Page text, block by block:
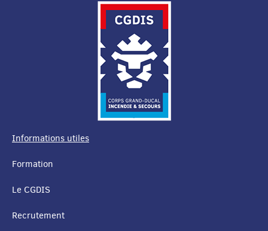
MENU
DE
Informations utiles
Formation
Le CGDIS
Recrutement